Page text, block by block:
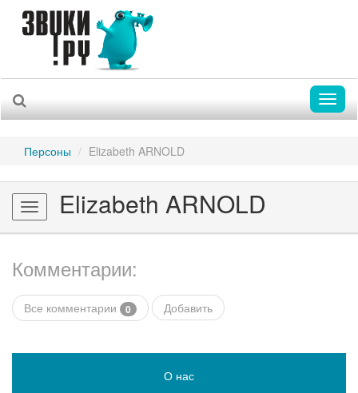
Персоны Elizabeth ARNOLD
Toggle
navigation
Elizabeth ARNOLD
Комментарии:
Все комментарии 0 Добавить
О нас